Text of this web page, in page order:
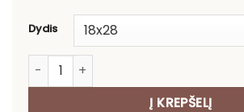
Dydis
produkto kiekis: Pirštinė Žalios tulpės
Į KREPŠELĮ